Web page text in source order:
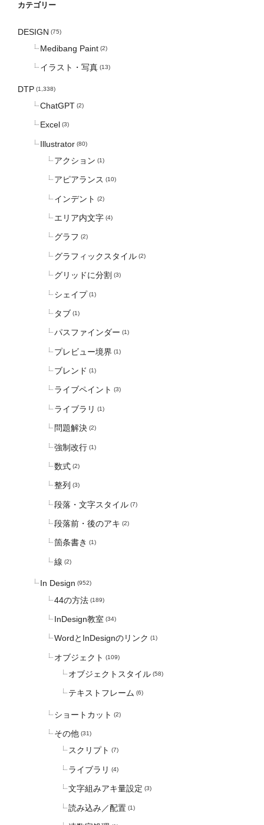
カテゴリー
DESIGN (75)
Medibang Paint (2)
イラスト・写真 (13)
DTP (1,338)
ChatGPT (2)
Excel (3)
Illustrator (80)
アクション (1)
アピアランス (10)
インデント (2)
エリア内文字 (4)
グラフ (2)
グラフィックスタイル (2)
グリッドに分割 (3)
シェイプ (1)
タブ (1)
パスファインダー (1)
プレビュー境界 (1)
ブレンド (1)
ライブペイント (3)
ライブラリ (1)
問題解決 (2)
強制改行 (1)
数式 (2)
整列 (3)
段落・文字スタイル (7)
段落前・後のアキ (2)
箇条書き (1)
線 (2)
In Design (952)
44の方法 (189)
InDesign教室 (34)
WordとInDesignのリンク (1)
オブジェクト (109)
オブジェクトスタイル (58)
テキストフレーム (6)
ショートカット (2)
その他 (31)
スクリプト (7)
ライブラリ (4)
文字組みアキ量設定 (3)
読み込み／配置 (1)